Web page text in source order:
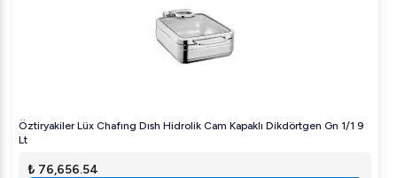
enerji verimliliği sayesinde uzun vadede maliyetlerinizi
düşürür. Hemen sipariş verin ve profesyonel mutfak
deneyiminizi bir üst seviyeye taşıyın!
Öztiryakiler Lüx Chafıng Dısh Hidrolik Cam Kapaklı Dikdörtgen Gn 1/1 9
Lt
₺ 76,656.54